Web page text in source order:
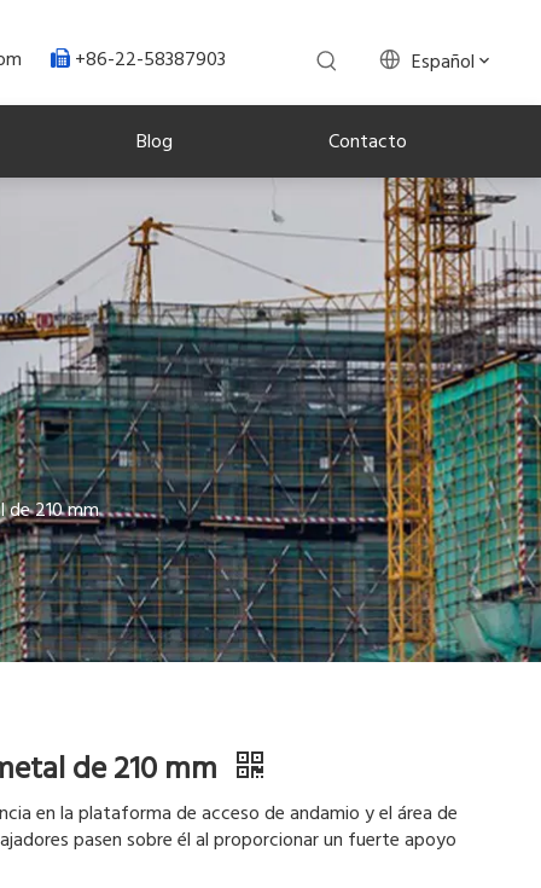
 +86-22-58387903 Español
Blog Contacto
de 210 mm
de 210 mm
en la plataforma de acceso de andamio y el área de
pasen sobre él al proporcionar un fuerte apoyo